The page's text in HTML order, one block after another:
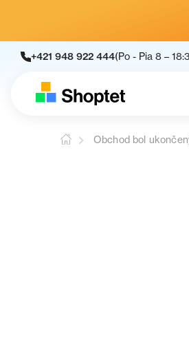
+421 948 922 444(Po - Pia 8 –
Obchod bol